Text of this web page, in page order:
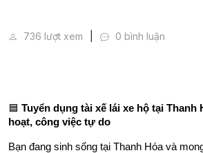
736 lượt xem 0 bình luận
🟦 Tuyển dụng tài xế lái xe hộ tại Thanh
hoạt, công việc tự do
Bạn đang sinh sống tại Thanh Hóa và